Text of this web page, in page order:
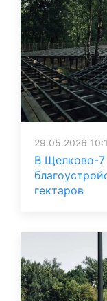
29.05.2026
В Щелково-
гектаров